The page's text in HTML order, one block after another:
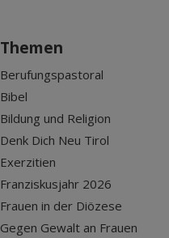
Themen
Berufungspastoral
Bibel
Bildung und Religion
Denk Dich Neu Tirol
Exerzitien
Franziskusjahr 2026
Frauen in der Diözese
Gegen Gewalt an Frauen